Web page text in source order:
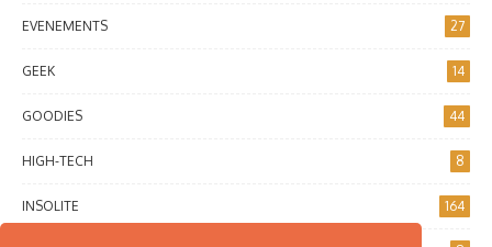
EVENEMENTS 27
GEEK 14
GOODIES 44
HIGH-TECH 8
INSOLITE 164